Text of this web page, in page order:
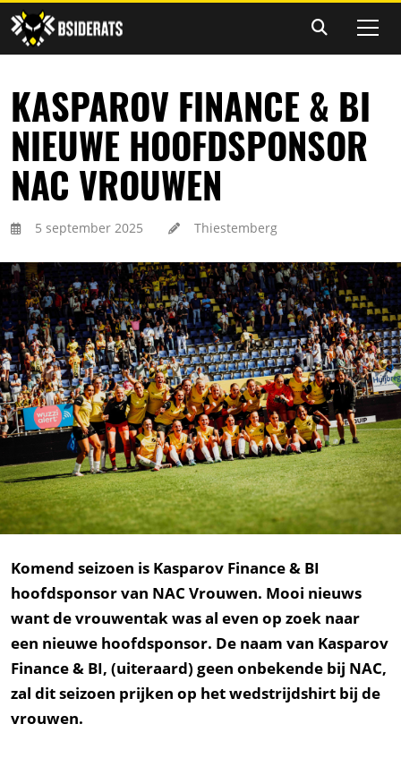
KASPAROV FINANCE & BI
NIEUWE HOOFDSPONSOR
NAC VROUWEN
5 september 2025 Thiestemberg
Komend seizoen is Kasparov Finance & BI
hoofdsponsor van NAC Vrouwen. Mooi nieuws
want de vrouwentak was al even op zoek naar
een nieuwe hoofdsponsor. De naam van Kasparov
Finance & BI, (uiteraard) geen onbekende bij NAC,
zal dit seizoen prijken op het wedstrijdshirt bij de
vrouwen.